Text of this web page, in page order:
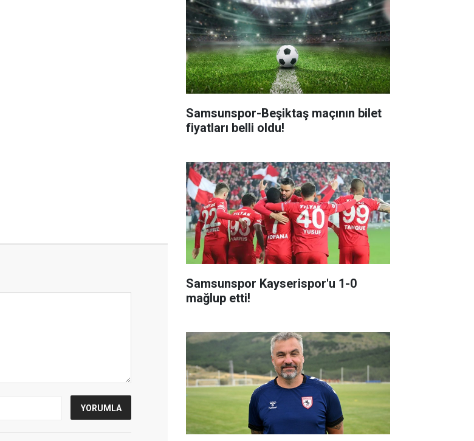
Samsunspor-Beşiktaş maçının bilet
fiyatları belli oldu!
Samsunspor Kayserispor'u 1-0
mağlup etti!